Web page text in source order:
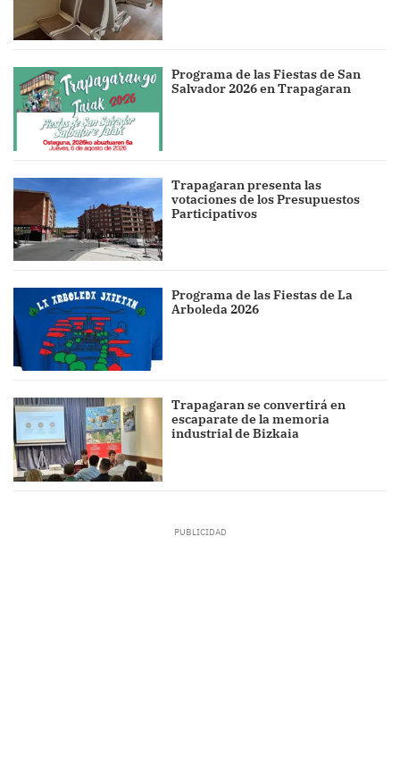
Programa de las Fiestas de San
Salvador 2026 en Trapagaran
Trapagaran presenta las
votaciones de los Presupuestos
Participativos
Programa de las Fiestas de La
Arboleda 2026
Trapagaran se convertirá en
escaparate de la memoria
industrial de Bizkaia